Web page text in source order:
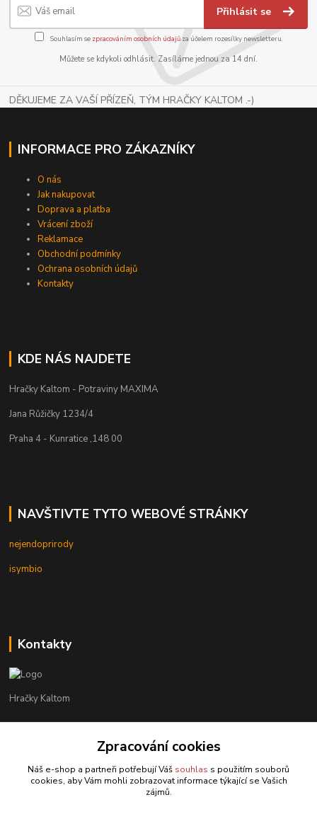
Přihlásit se
Souhlasím se zpracováním osobních údajůza účelem rozesílky newsletteru.
Můžete se kdykoli odhlásit. Zasíláme jednou za 14 dní.
DĚKUJEME ZA VAŠÍ PŘÍZEŇ, TÝM HRAČKY KALTOM .-)
INFORMACE PRO ZÁKAZNÍKY
O nás
Jak nakupovat
Doprava a platba
Vrácení zboží
Reklamace
Obchodní podmínky
Ochrana osobních údajů
Kontakty
KDE NÁS NAJDETE
Hračky Kaltom - Potraviny MAXIMA
Jana Růžičky 1234/4
Praha 4 - Kunratice ,148 00
NAVŠTIVTE TYTO WEBOVÉ STRÁNKY
nejendoprirody
isymbio
Kontakty
Hračky Kaltom
+420 777 538 008
hrackykaltom@gmail.com
Zpracování cookies
Náš e-shop a partneři potřebují Váš souhlas s použitím souborů
cookies, aby Vám mohli zobrazovat informace týkající se Vašich
zájmů.